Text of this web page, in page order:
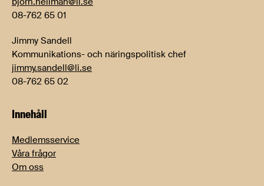
08-762 65 01
Jimmy Sandell
Kommunikations- och näringspolitisk chef
jimmy.sandell@li.se
08-762 65 02
Innehåll
Medlemsservice
Våra frågor
Om oss